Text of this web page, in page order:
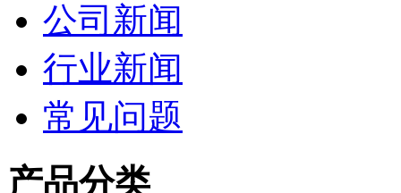
公司新闻
行业新闻
常见问题
产品分类